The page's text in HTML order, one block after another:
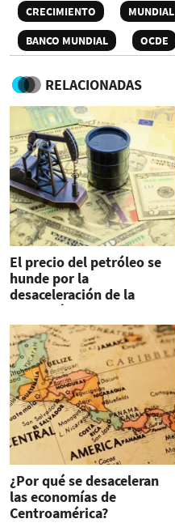
CRECIMIENTO MUNDIAL
BANCO MUNDIAL
OCDE
RELACIONADAS
El precio del petróleo se
hunde por la
desaceleración de la
economía mundial
¿Por qué se desaceleran
las economías de
Centroamérica?